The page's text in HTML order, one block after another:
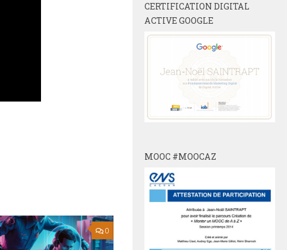
0
CERTIFICATION DIGITAL
ACTIVE GOOGLE
MOOC #MOOCAZ